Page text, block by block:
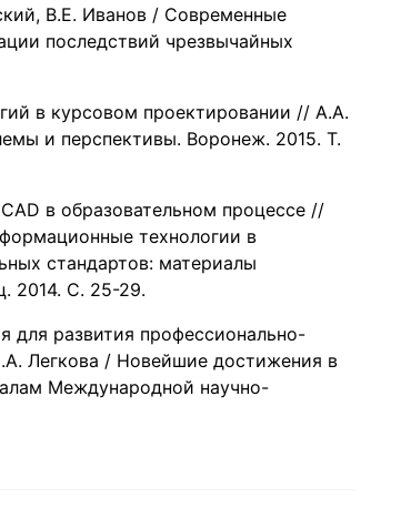
В.Е. Иванов / Современные
последствий чрезвычайных
в курсовом проектировании // А.А.
и перспективы. Воронеж. 2015. Т.
в образовательном процессе //
технологии в
стандартов: материалы
2014. С. 25-29.
для развития профессионально-
Легкова / Новейшие достижения в
Международной научно-